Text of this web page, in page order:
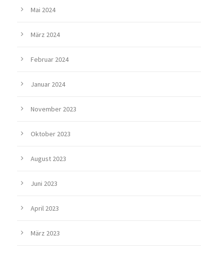
Mai 2024
März 2024
Februar 2024
Januar 2024
November 2023
Oktober 2023
August 2023
Juni 2023
April 2023
März 2023